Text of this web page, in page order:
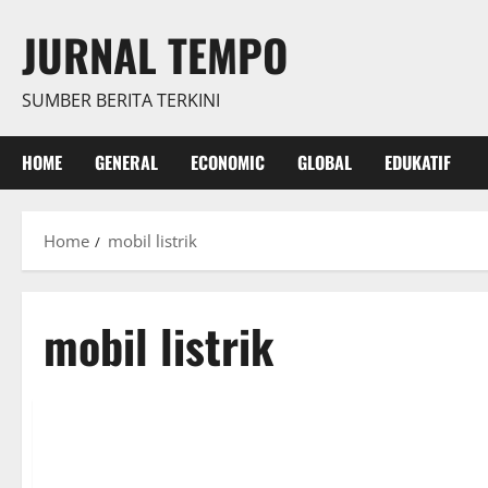
content
JURNAL TEMPO
SUMBER BERITA TERKINI
HOME GENERAL ECONOMIC GLOBAL EDUKATIF
Home mobil listrik
mobil listrik